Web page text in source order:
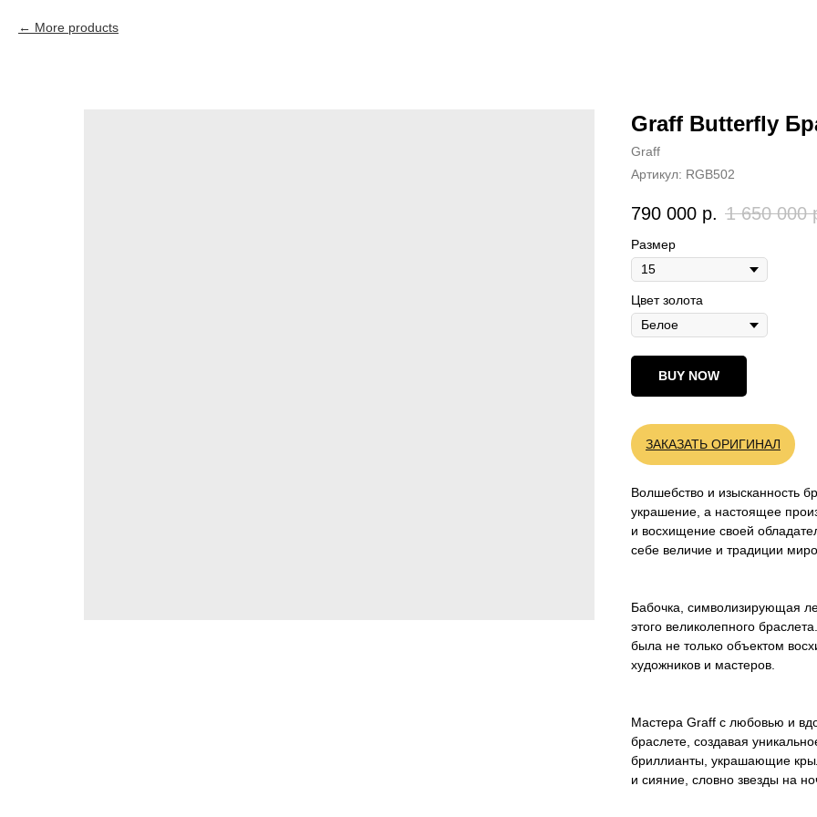
More products
Graff Butterfly
Graff
Артикул: RGB502
790 000 р. 1 650 000
Размер
Цвет золота
BUY NOW
ЗАКАЗАТЬ ОРИГИНАЛ
Волшебство и изысканность
украшение, а настоящее
и восхищение своей
себе величие и традиции
Бабочка, символизирующая
этого великолепного
была не только объектом
художников и мастеров.
Мастера Graff с любовью и
браслете, создавая
бриллианты, украшающие
и сияние, словно звезды на